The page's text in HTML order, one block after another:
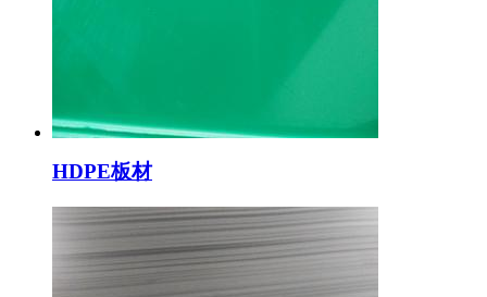
HDPE板材